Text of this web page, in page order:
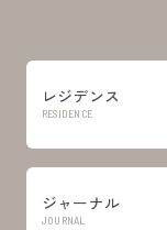
レジデンス
RESIDENCE
ジャーナル
JOURNAL